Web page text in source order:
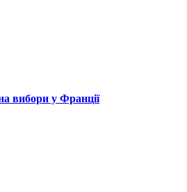
вибори у Франції